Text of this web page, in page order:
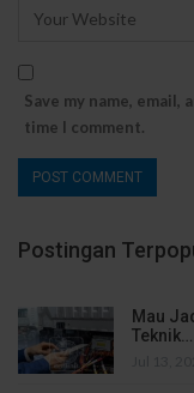
Save my name,
time I comment.
Postingan
Mau
Teknik…